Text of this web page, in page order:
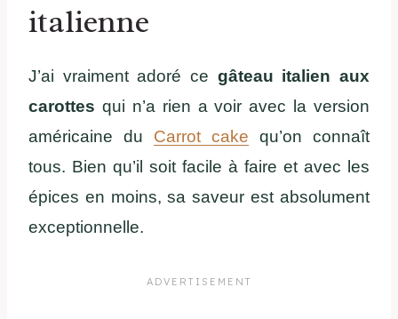
italienne
J’ai vraiment adoré ce gâteau italien aux
carottes qui n’a rien a voir avec la version
américaine du Carrot cake qu’on connaît
tous. Bien qu’il soit facile à faire et avec les
épices en moins, sa saveur est absolument
exceptionnelle.